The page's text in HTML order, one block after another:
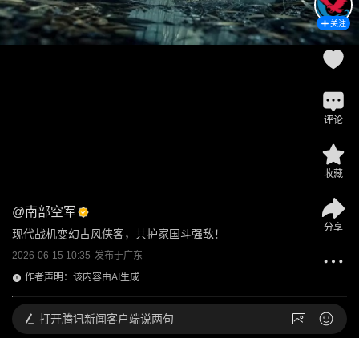
@南部空军
现代战机变幻古风侠客，共护家国斗强敌！
2026-06-15 10:35 发布于广东
作者声明：该内容由AI生成
关注
评论
收藏
分享
打开腾讯新闻客户端说两句